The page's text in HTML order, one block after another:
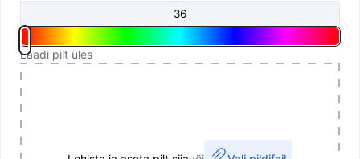
Laadi pilt üles